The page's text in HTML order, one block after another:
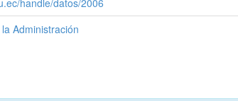
handle/datos/2006
Administración